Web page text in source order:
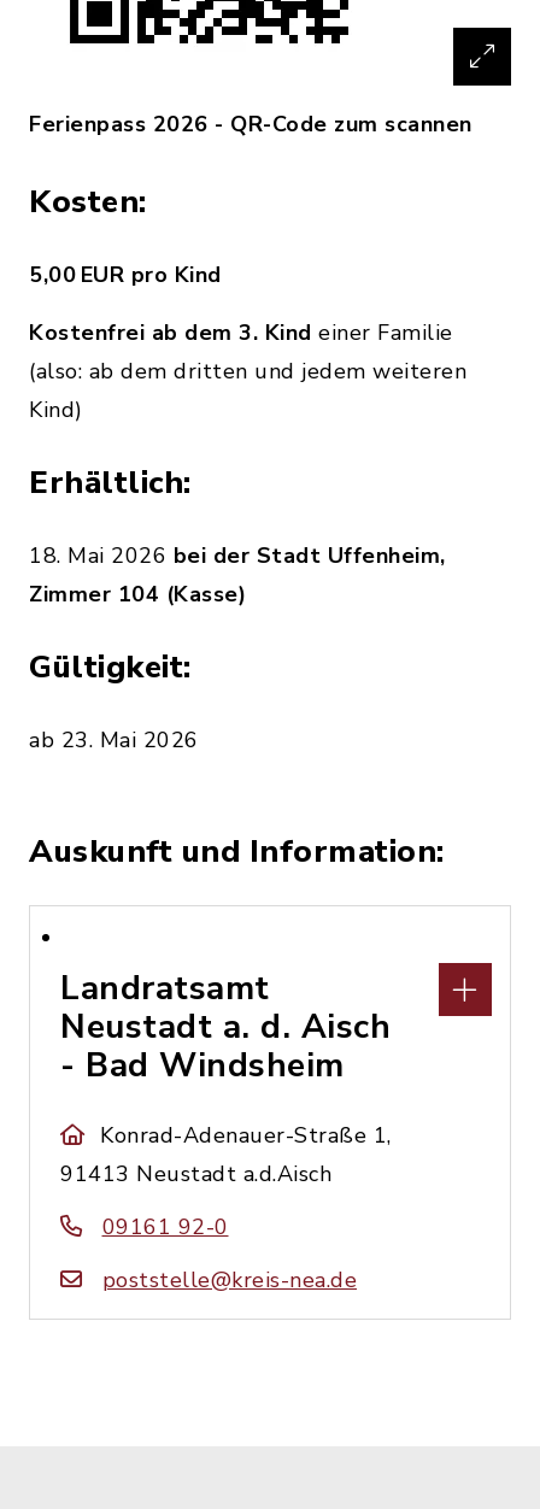
Ferienpass 2026 - QR-Code zum scannen
Kosten:
5,00 EUR pro Kind
Kostenfrei ab dem 3. Kind einer Familie
(also: ab dem dritten und jedem weiteren
Kind)
Erhältlich:
18. Mai 2026 bei der Stadt Uffenheim,
Zimmer 104 (Kasse)
Gültigkeit:
ab 23. Mai 2026
Auskunft und Information:
Landratsamt
Neustadt a. d. Aisch
- Bad Windsheim
Konrad-Adenauer-Straße 1,
91413 Neustadt a.d.Aisch
09161 92-0
poststelle@kreis-nea.de